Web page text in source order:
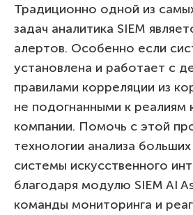
Традиционно одной из
задач аналитика SIEM
алертов. Особенно если
установлена и работает с
правилами корреляции из
не подогнанными к реалиям
компании. Помочь с этой
технологии анализа
системы искусственного
благодаря модулю SIEM AI
команды мониторинга и